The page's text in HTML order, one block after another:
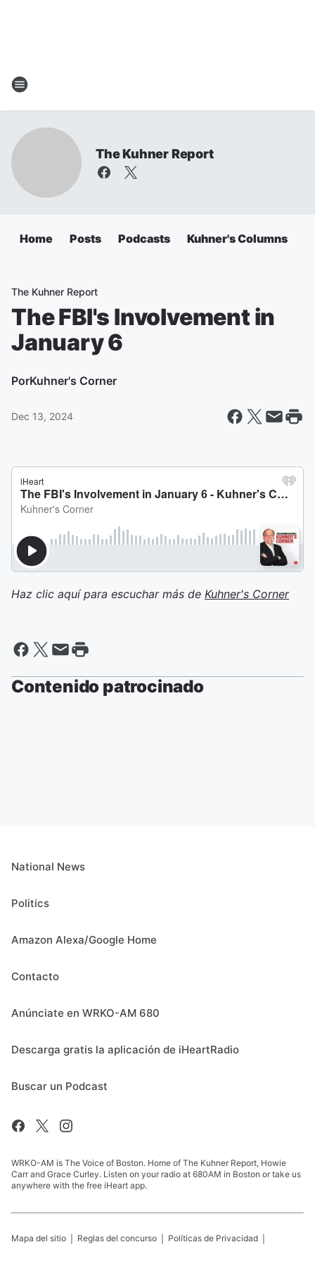
The Kuhner Report
Home Posts Podcasts Kuhner's Columns
The Kuhner Report
The FBI's Involvement in
January 6
PorKuhner's Corner
Dec 13, 2024
Haz clic aquí para escuchar más de Kuhner's Corner
Contenido patrocinado
National News
Politics
Amazon Alexa/Google Home
Contacto
Anúnciate en WRKO-AM 680
Descarga gratis la aplicación de iHeartRadio
Buscar un Podcast
WRKO-AM is The Voice of Boston. Home of The Kuhner Report, Howie
Carr and Grace Curley. Listen on your radio at 680AM in Boston or take us
anywhere with the free iHeart app.
Mapa del sitio Reglas del concurso Políticas de Privacidad